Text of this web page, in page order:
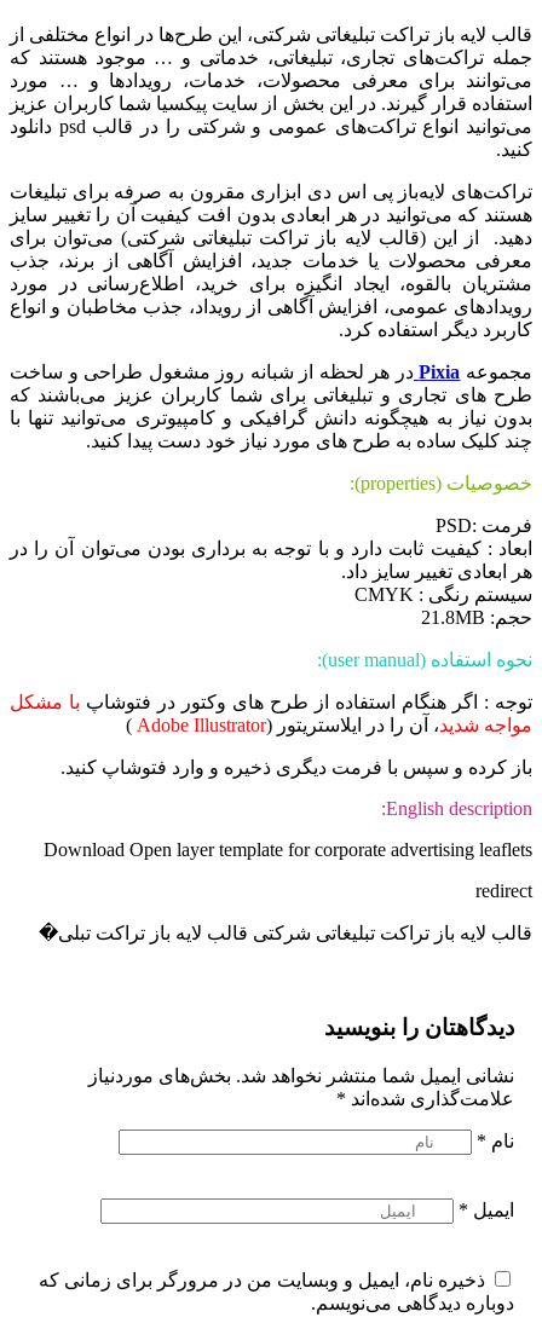
قالب لایه باز تراکت تبلیغاتی شرکتی، این طرح‌ها در انواع مختلفی از
جمله تراکت‌های تجاری، تبلیغاتی، خدماتی و … موجود هستند که
می‌توانند برای معرفی محصولات، خدمات، رویدادها و … مورد
استفاده قرار گیرند. در این بخش از سایت پیکسیا شما کاربران عزیز
می‌توانید انواع تراکت‌های عمومی و شرکتی را در قالب psd دانلود
کنید.
تراکت‌های لایه‌باز پی اس دی ابزاری مقرون به صرفه برای تبلیغات
هستند که می‌توانید در هر ابعادی بدون افت کیفیت آن را تغییر سایز
دهید. از این (قالب لایه باز تراکت تبلیغاتی شرکتی) می‌توان برای
معرفی محصولات یا خدمات جدید، افزایش آگاهی از برند، جذب
مشتریان بالقوه، ایجاد انگیزه برای خرید، اطلاع‌رسانی در مورد
رویدادهای عمومی، افزایش آگاهی از رویداد، جذب مخاطبان و انواع
کاربرد دیگر استفاده کرد.
مجموعه Pixia در هر لحظه از شبانه روز مشغول طراحی و ساخت
طرح های تجاری و تبلیغاتی برای شما کاربران عزیز می‌باشند که
بدون نیاز به هیچگونه دانش گرافیکی و کامپیوتری می‌توانید تنها با
چند کلیک ساده به طرح های مورد نیاز خود دست پیدا کنید.
خصوصیات (properties):
فرمت :PSD
ابعاد : کیفیت ثابت دارد و با توجه به برداری بودن می‌توان آن را در
هر ابعادی تغییر سایز داد.
سیستم رنگی : CMYK
حجم: 21.8MB
نحوه استفاده (user manual):
توجه : اگر هنگام استفاده از طرح های وکتور در فتوشاپ با مشکل
مواجه شدید، آن را در ایلاستریتور (Adobe Illustrator
)
باز کرده و سپس با فرمت دیگری ذخیره و وارد فتوشاپ کنید.
English description:
Download Open layer template for corporate advertising leaflets
redirect
قالب لایه باز تراکت تبلیغاتی شرکتی قالب لایه باز تراکت تبلی�
دیدگاهتان را بنویسید
نشانی ایمیل شما منتشر نخواهد شد. بخش‌های موردنیاز
علامت‌گذاری شده‌اند *
نام *
ایمیل *
ذخیره نام، ایمیل و وبسایت من در مرورگر برای زمانی که
دوباره دیدگاهی می‌نویسم.